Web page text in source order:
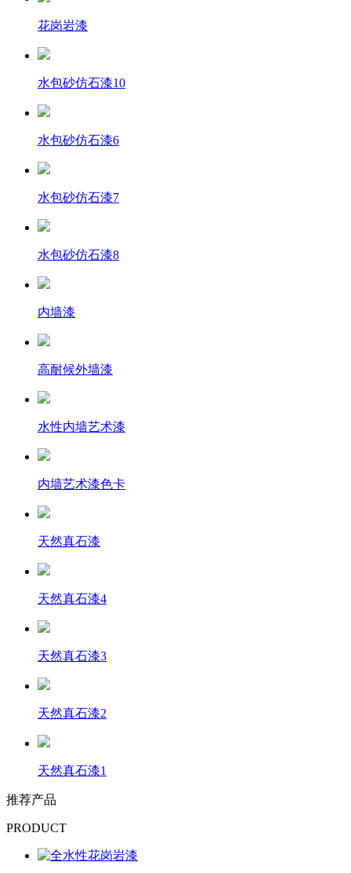
花岗岩漆
水包砂仿石漆10
水包砂仿石漆6
水包砂仿石漆7
水包砂仿石漆8
内墙漆
高耐候外墙漆
水性内墙艺术漆
内墙艺术漆色卡
天然真石漆
天然真石漆4
天然真石漆3
天然真石漆2
天然真石漆1
推荐产品
PRODUCT